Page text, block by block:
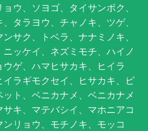
ウ、ソヨゴ、タイサンボク、
タラヨウ、チャノキ、ツゲ、
サク、トベラ、ナナミノキ、
ッケイ、ネズミモチ、ハイノ
ゲ、ハマヒサカキ、ヒイラ
ラギモクセイ、ヒサカキ、ピ
ト、ベニカナメ、ベニカナメ
キ、マテバシイ、マホニアコ
リョウ、モチノキ、モッコ